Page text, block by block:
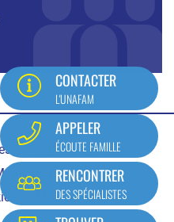
CONTACTER
L'UNAFAM
APPELER
ÉCOUTE FAMILLE
RENCONTRER
DES SPÉCIALISTES
d'emploi
Contact
légales
Mon compte